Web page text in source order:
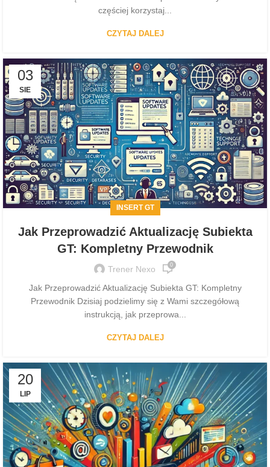
częściej korzystaj...
CZYTAJ DALEJ
03
SIE
INSERT GT
Jak Przeprowadzić Aktualizację Subiekta
GT: Kompletny Przewodnik
Trener Nexo 0
Jak Przeprowadzić Aktualizację Subiekta GT: Kompletny
Przewodnik Dzisiaj podzielimy się z Wami szczegółową
instrukcją, jak przeprowa...
CZYTAJ DALEJ
20
LIP